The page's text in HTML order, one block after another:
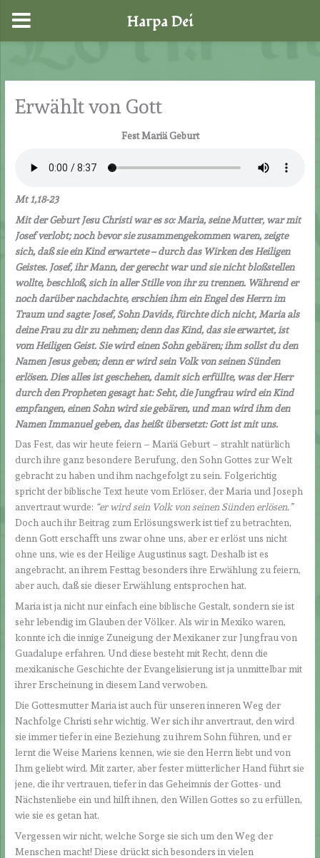
springen
Erwählt von Gott
Fest Mariä Geburt
Mt 1,18-23
Mit der Geburt Jesu Christi war es so: Maria, seine Mutter, war mit
Josef verlobt; noch bevor sie zusammengekommen waren, zeigte
sich, daß sie ein Kind erwartete – durch das Wirken des Heiligen
Geistes. Josef, ihr Mann, der gerecht war und sie nicht bloßstellen
wollte, beschloß, sich in aller Stille von ihr zu trennen. Während er
noch darüber nachdachte, erschien ihm ein Engel des Herrn im
Traum und sagte: Josef, Sohn Davids, fürchte dich nicht, Maria als
deine Frau zu dir zu nehmen; denn das Kind, das sie erwartet, ist
vom Heiligen Geist. Sie wird einen Sohn gebären; ihm sollst du den
Namen Jesus geben; denn er wird sein Volk von seinen Sünden
erlösen. Dies alles ist geschehen, damit sich erfüllte, was der Herr
durch den Propheten gesagt hat: Seht, die Jungfrau wird ein Kind
empfangen, einen Sohn wird sie gebären, und man wird ihm den
Namen Immanuel geben, das heißt übersetzt: Gott ist mit uns.
Das Fest, das wir heute feiern – Mariä Geburt – strahlt natürlich
durch ihre ganz besondere Berufung, den Sohn Gottes zur Welt
gebracht zu haben und ihm nachgefolgt zu sein. Folgerichtig
spricht der biblische Text heute vom Erlöser, der Maria und Joseph
anvertraut wurde: “er wird sein Volk von seinen Sünden erlösen.”
Doch auch ihr Beitrag zum Erlösungswerk ist tief zu betrachten,
denn Gott erschafft uns zwar ohne uns, aber er erlöst uns nicht
ohne uns, wie es der Heilige Augustinus sagt. Deshalb ist es
angebracht, an ihrem Festtag besonders ihre Erwählung zu feiern,
aber auch, daß sie dieser Erwählung entsprochen hat.
Maria ist ja nicht nur einfach eine biblische Gestalt, sondern sie ist
sehr lebendig im Glauben der Völker. Als wir in Mexiko waren,
konnte ich die innige Zuneigung der Mexikaner zur Jungfrau von
Guadalupe erfahren. Und diese besteht mit Recht, denn die
mexikanische Geschichte der Evangelisierung ist ja unmittelbar mit
ihrer Erscheinung in diesem Land verwoben.
Die Gottesmutter Maria ist auch für unseren inneren Weg der
Nachfolge Christi sehr wichtig. Wer sich ihr anvertraut, den wird
sie immer tiefer in eine Beziehung zu ihrem Sohn führen, und er
lernt die Weise Mariens kennen, wie sie den Herrn liebt und von
Ihm geliebt wird. Mit zarter, aber fester mütterlicher Hand führt sie
jene, die ihr vertrauen, tiefer in das Geheimnis der Gottes- und
Nächstenliebe ein und hilft ihnen, den Willen Gottes so zu erfüllen,
wie sie es getan hat.
Vergessen wir nicht, welche Sorge sie sich um den Weg der
Menschen macht! Diese drückt sich besonders in vielen
Harpa Dei